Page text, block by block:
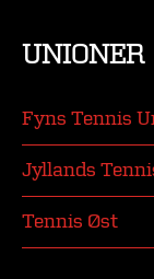
UNIONER
Fyns Tennis
Jyllands
Tennis Øst